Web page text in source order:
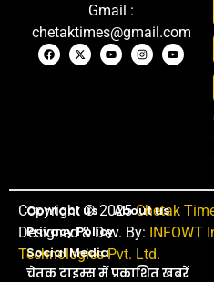
Gmail :
chetaktimes@gmail.com
Contact us
About us
Privacy Policy
Social Media
चेतक टाइम्स में प्रकाशित खबरें
Copyright © 2025Chetak
Designed & Dev. By: INFOWT
Technologies Pvt. Ltd.